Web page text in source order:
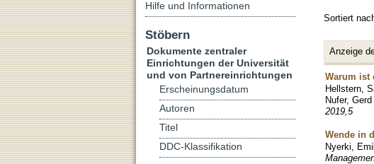
Sortiert
Anzeige
Warum ist
Hellstern,
Nufer, Gerd
2019,5
Wende in
Nyerki, Emil
Hilfe und Informationen
Stöbern
Dokumente zentraler
Einrichtungen der Universität
und von Partnereinrichtungen
Erscheinungsdatum
Autoren
Titel
DDC-Klassifikation